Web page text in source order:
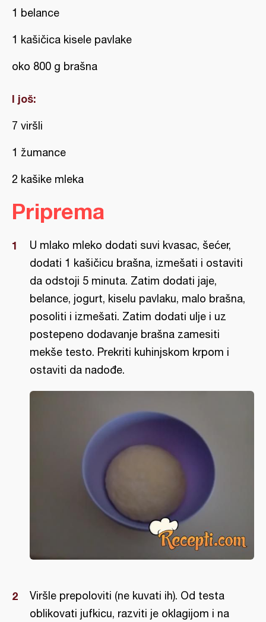
1 belance
1 kašičica kisele pavlake
oko 800 g brašna
I još:
7 viršli
1 žumance
2 kašike mleka
Priprema
U mlako mleko dodati suvi kvasac, šećer,
dodati 1 kašičicu brašna, izmešati i ostaviti
da odstoji 5 minuta. Zatim dodati jaje,
belance, jogurt, kiselu pavlaku, malo brašna,
posoliti i izmešati. Zatim dodati ulje i uz
postepeno dodavanje brašna zamesiti
mekše testo. Prekriti kuhinjskom krpom i
ostaviti da nadođe.
Viršle prepoloviti (ne kuvati ih). Od testa
oblikovati jufkicu, razviti je oklagijom i na